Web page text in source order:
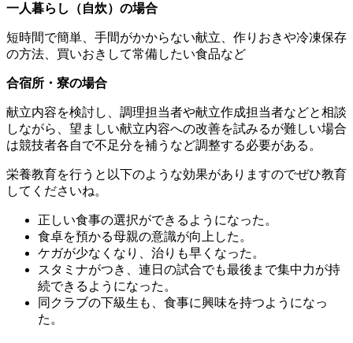
一人暮らし（自炊）の場合
短時間で簡単、手間がかからない献立、作りおきや冷凍保存
の方法、買いおきして常備したい食品など
合宿所・寮の場合
献立内容を検討し、調理担当者や献立作成担当者などと相談
しながら、望ましい献立内容への改善を試みるが難しい場合
は競技者各自で不足分を補うなど調整する必要がある。
栄養教育を行うと以下のような効果がありますのでぜひ教育
してくださいね。
正しい食事の選択ができるようになった。
食卓を預かる母親の意識が向上した。
ケガが少なくなり、治りも早くなった。
スタミナがつき、連日の試合でも最後まで集中力が持
続できるようになった。
同クラブの下級生も、食事に興味を持つようになっ
た。